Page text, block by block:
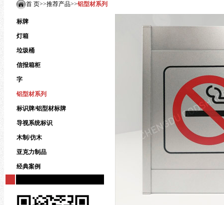
首 页>>推荐产品>>铝型材系列
标牌
灯箱
垃圾桶
信报箱柜
字
铝型材系列
标识牌/铝型材标牌
导视系统标识
木制/仿木
亚克力制品
经典案例